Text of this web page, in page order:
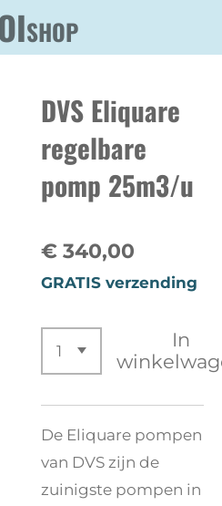
SHOP
DVS Eliquare
regelbare
pomp 25m3/u
€ 340,00
GRATIS verzending
In
De Eliquare pompen
van DVS zijn de
zuinigste pompen in